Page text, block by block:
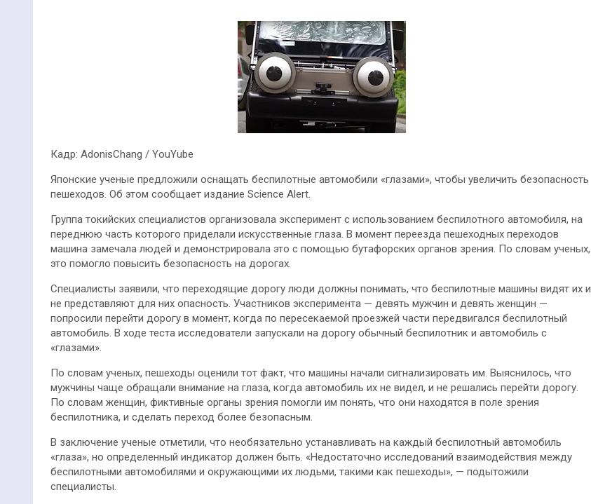
Кадр: AdonisChang / YouYube
Японские ученые предложили оснащать беспилотные автомобили «глазами», чтобы увеличить безопасность
пешеходов. Об этом сообщает издание Science Alert.
Группа токийских специалистов организовала эксперимент с использованием беспилотного автомобиля, на
переднюю часть которого приделали искусственные глаза. В момент переезда пешеходных переходов
машина замечала людей и демонстрировала это с помощью бутафорских органов зрения. По словам ученых,
это помогло повысить безопасность на дорогах.
Специалисты заявили, что переходящие дорогу люди должны понимать, что беспилотные машины видят их и
не представляют для них опасность. Участников эксперимента — девять мужчин и девять женщин —
попросили перейти дорогу в момент, когда по пересекаемой проезжей части передвигался беспилотный
автомобиль. В ходе теста исследователи запускали на дорогу обычный беспилотник и автомобиль с
«глазами».
По словам ученых, пешеходы оценили тот факт, что машины начали сигнализировать им. Выяснилось, что
мужчины чаще обращали внимание на глаза, когда автомобиль их не видел, и не решались перейти дорогу.
По словам женщин, фиктивные органы зрения помогли им понять, что они находятся в поле зрения
беспилотника, и сделать переход более безопасным.
В заключение ученые отметили, что необязательно устанавливать на каждый беспилотный автомобиль
«глаза», но определенный индикатор должен быть. «Недостаточно исследований взаимодействия между
беспилотными автомобилями и окружающими их людьми, такими как пешеходы», — подытожили
специалисты.